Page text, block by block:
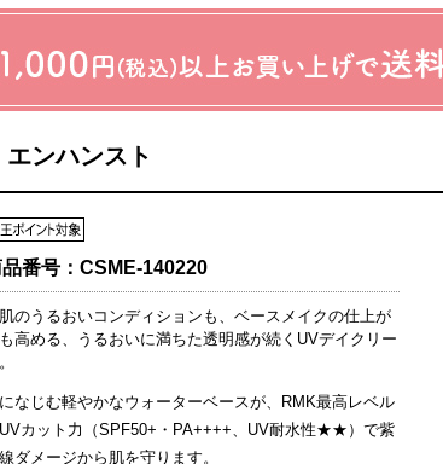
ンハンスト
番号： CSME-140220
のうるおいコンディションも、ベースメイクの仕上が
高める、うるおいに満ちた透明感が続くUVデイクリー
なじむ軽やかなウォーターベースが、RMK最高レベル
カット力（SPF50+・PA++++、UV耐水性★★）で紫
ダメージから肌を守ります。